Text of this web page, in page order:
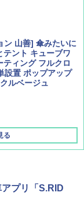
ン 山善] 傘みたいに
テント キューブワ
ティング フルクロ
設置 ポップアップ
ルベージュ
る
チ アウトドアパ
ート付 折りたたみ
調整 軽量 収納袋付
プリ「S.RID